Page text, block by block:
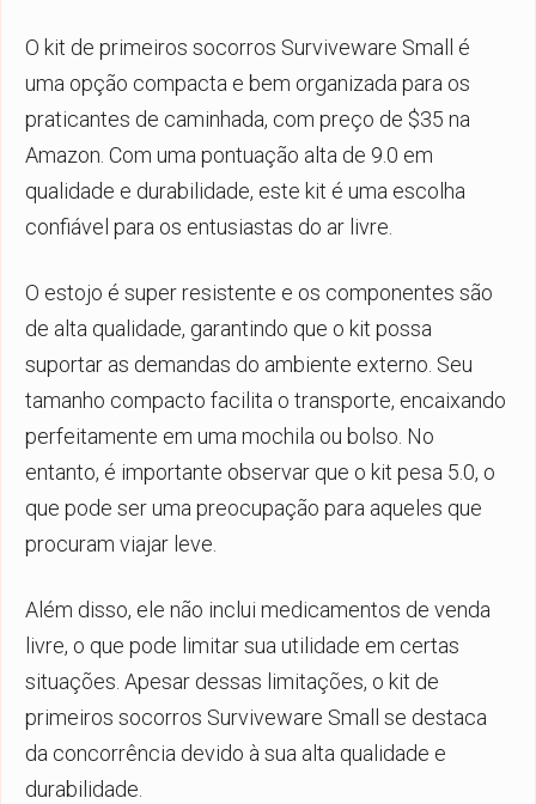
O kit de primeiros socorros Surviveware Small é
uma opção compacta e bem organizada para os
praticantes de caminhada, com preço de $35 na
Amazon. Com uma pontuação alta de 9.0 em
qualidade e durabilidade, este kit é uma escolha
confiável para os entusiastas do ar livre.
O estojo é super resistente e os componentes são
de alta qualidade, garantindo que o kit possa
suportar as demandas do ambiente externo. Seu
tamanho compacto facilita o transporte, encaixando
perfeitamente em uma mochila ou bolso. No
entanto, é importante observar que o kit pesa 5.0, o
que pode ser uma preocupação para aqueles que
procuram viajar leve.
Além disso, ele não inclui medicamentos de venda
livre, o que pode limitar sua utilidade em certas
situações. Apesar dessas limitações, o kit de
primeiros socorros Surviveware Small se destaca
da concorrência devido à sua alta qualidade e
durabilidade.